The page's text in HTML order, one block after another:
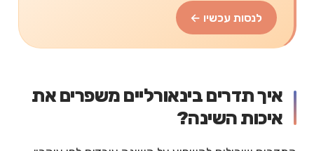
לנסות עכשיו ←
איך תדרים בינאורליים משפרים את
איכות השינה?